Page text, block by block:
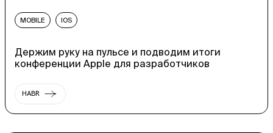
MOBILE IOS
Держим руку на пульсе и подводим итоги
конференции Apple для разработчиков
HABR